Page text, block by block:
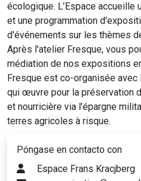
écologique. L’Espace
et une programmation
d'événements sur les thèmes
Après l'atelier Fresque, vous
médiation de nos expositions
Fresque est co-organisée avec
qui œuvre pour la préservation
et nourricière via l’épargne
terres agricoles à risque.
Póngase en contacto con
Espace Frans Kracjberg